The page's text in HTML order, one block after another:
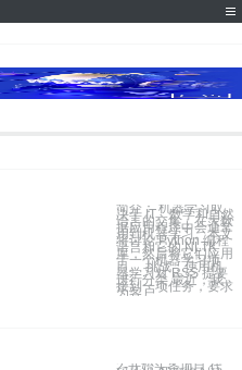
简介： 机器学习取
决于 IT、数学和自然
语言的交集，在大数
据应用程序中会通常
用到机器学习。本文
将讨论 Python 编程
语言和它的 NLTK
库，然后将它们应用
于一个机器学习项
目。 挑战：使用机
器学习对 RSS 提要
进行分类 最近，我
接到一项任务，要求
为客户
2-开始头条项目 代